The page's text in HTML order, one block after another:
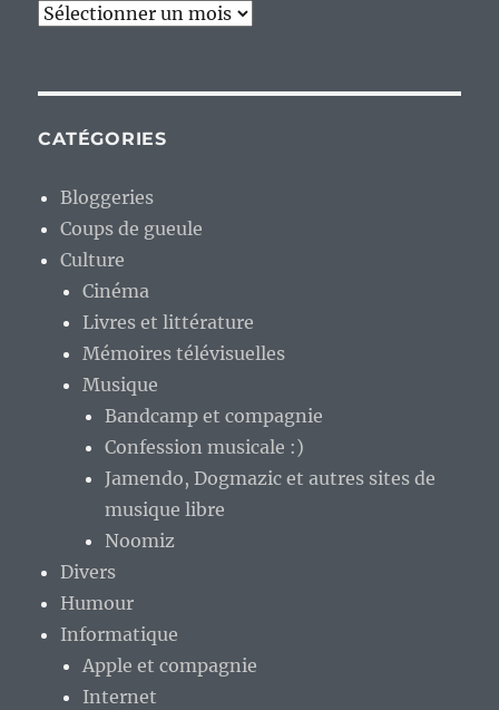
Archives
CATÉGORIES
Bloggeries
Coups de gueule
Culture
Cinéma
Livres et littérature
Mémoires télévisuelles
Musique
Bandcamp et compagnie
Confession musicale :)
Jamendo, Dogmazic et autres sites de
musique libre
Noomiz
Divers
Humour
Informatique
Apple et compagnie
Internet